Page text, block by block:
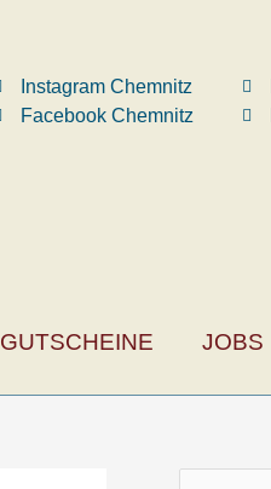
Instagram Chemnitz
Facebook Chemnitz
GUTSCHEINE JOBS